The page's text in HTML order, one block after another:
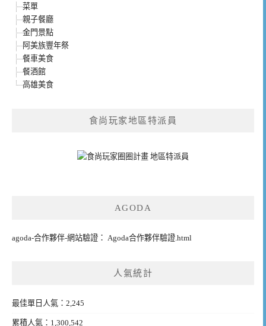
菜單
親子餐廳
金門景點
阿美族豐年祭
餐車美食
餐酒館
高雄美食
食尚玩家地區特派員
AGODA
agoda-合作夥伴-網站驗證： Agoda合作夥伴驗證.html
人氣統計
最佳單日人氣：2,245
累積人氣：1,300,542